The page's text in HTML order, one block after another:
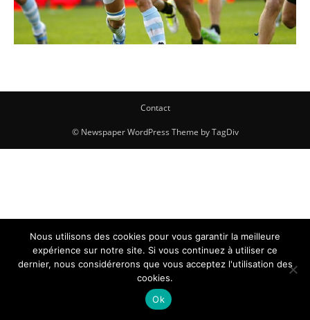
Contact
© Newspaper WordPress Theme by TagDiv
Nous utilisons des cookies pour vous garantir la meilleure
expérience sur notre site. Si vous continuez à utiliser ce
dernier, nous considérerons que vous acceptez l'utilisation des
cookies.
Ok